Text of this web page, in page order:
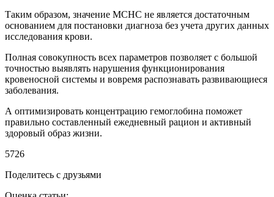
Таким образом, значение MCHC не является достаточным
основанием для постановки диагноза без учета других данных
исследования крови.
Полная совокупность всех параметров позволяет с большой
точностью выявлять нарушения функционирования
кровеносной системы и вовремя распознавать развивающиеся
заболевания.
А оптимизировать концентрацию гемоглобина поможет
правильно составленный ежедневный рацион и активный
здоровый образ жизни.
5726
Поделитесь с друзьями